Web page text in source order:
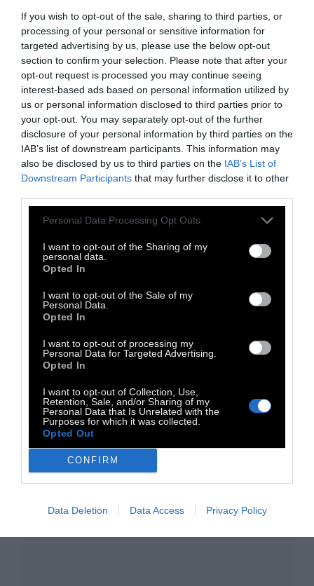
If you wish to opt-out of the sale, sharing to third parties, or
processing of your personal or sensitive information for
targeted advertising by us, please use the below opt-out
section to confirm your selection. Please note that after your
opt-out request is processed you may continue seeing
interest-based ads based on personal information utilized by
us or personal information disclosed to third parties prior to
your opt-out. You may separately opt-out of the further
disclosure of your personal information by third parties on the
IAB’s list of downstream participants. This information may
also be disclosed by us to third parties on the IAB’s List of
Downstream Participants that may further disclose it to other
Personal Data Processing Opt Outs
I want to opt-out of the Sharing of my
personal data.
Opted In
I want to opt-out of the Sale of my
Personal Data.
Opted In
I want to opt-out of processing my
Personal Data for Targeted Advertising.
Opted In
I want to opt-out of Collection, Use,
Retention, Sale, and/or Sharing of my
Personal Data that Is Unrelated with the
Purposes for which it was collected.
Opted Out
CONFIRM
Data Deletion Data Access Privacy Policy
Ο Χρήστος Χατζής είναι radio-head. Έχει
εργαστεί σε όλες τις θέσεις της μουσικής
βιομηχανίας, από διευθυντής ραδιοσταθμού
ως manager δισκογραφικής. Μπορείτε να
ακούσετε τις υπόλοιπες συλλογές του στο
DOC TVεδώ.
Aκούστε μουσική στο pod.radio του DOC TV.
Χρησιμοποιήστε το pop up παράθυρο ώστε
να μη σταματήσει το player όταν βγείτε από τη
σελίδα
Μουσική Tribute Χρήστος Χατζής